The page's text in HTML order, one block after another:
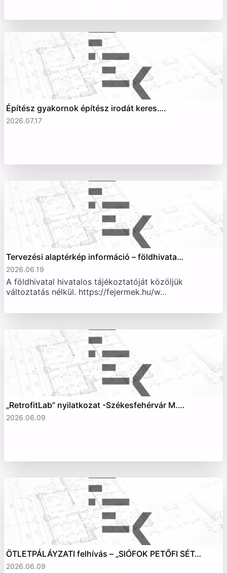
Építész gyakornok építész irodát keres….
2026.07.17
Tervezési alaptérkép információ – földhivata…
2026.06.19
A földhivatal hivatalos tájékoztatóját közöljük
változtatás nélkül. https://fejermek.hu/w…
„RetrofitLab” nyilatkozat -Székesfehérvár M.…
2026.06.09
ÖTLETPÁLÁYZATI felhívás – „SIÓFOK PETŐFI SÉT…
2026.06.09